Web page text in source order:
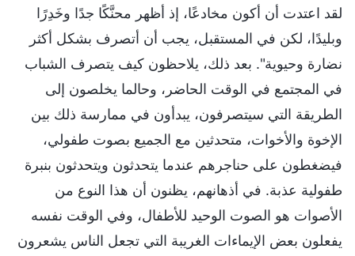
لقد اعتدت أن أكون مخادعًا، إذ أظهر محنَّكًا جدًا وخَدِرًا
وبليدًا، لكن في المستقبل، يجب أن أتصرف بشكل أكثر
نضارة وحيوية". بعد ذلك، يلاحظون كيف يتصرف الشباب
في المجتمع في الوقت الحاضر، وحالما يخلصون إلى
الطريقة التي سيتصرفون، يبدأون في ممارسة ذلك بين
الإخوة والأخوات، متحدثين مع الجميع بصوت طفولي،
فيضغطون على حناجرهم عندما يتحدثون ويتحدثون بنبرة
طفولية عذبة. في أذهانهم، يظنون أن هذا النوع من
الأصوات هو الصوت الوحيد للأطفال، وفي الوقت نفسه
يفعلون بعض الإيماءات الغريبة التي تجعل الناس يشعرون